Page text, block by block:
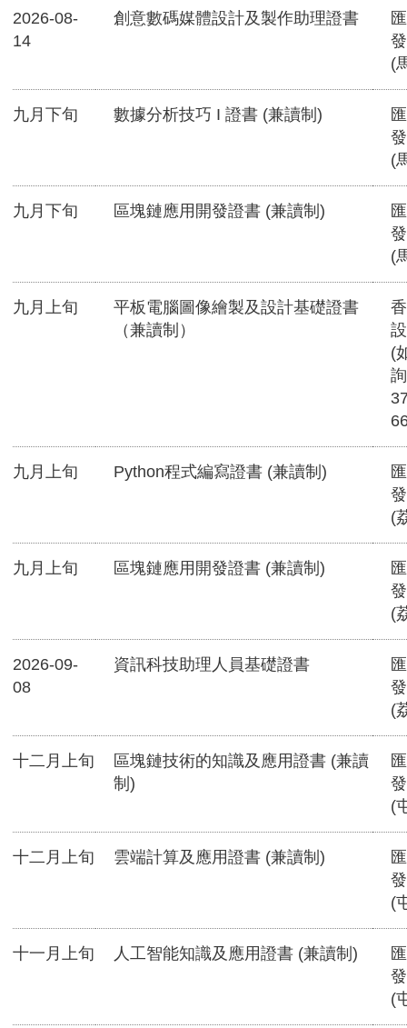
2026-08-
14
創意數碼媒體設計及製作助理證書
(
九月下旬 數據分析技巧 I 證書 (兼讀制)
(
九月下旬 區塊鏈應用開發證書 (兼讀制)
(
九月上旬
平板電腦圖像繪製及設計基礎證書
（兼讀制）
(
九月上旬 Python程式編寫證書 (兼讀制)
(
九月上旬 區塊鏈應用開發證書 (兼讀制)
(
2026-09-
08
資訊科技助理人員基礎證書
(
十二月上旬
區塊鏈技術的知識及應用證書 (兼讀
制)
(
十二月上旬 雲端計算及應用證書 (兼讀制)
(
十一月上旬 人工智能知識及應用證書 (兼讀制)
(